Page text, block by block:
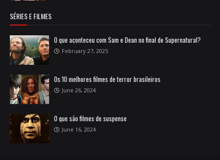
SÉRIES E FILMES
O que aconteceu com Sam e Dean no final de Supernatural?
February 27, 2025
Os 10 melhores filmes de terror brasileiros
June 26, 2024
O que são filmes de suspense
June 16, 2024